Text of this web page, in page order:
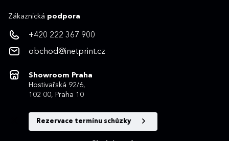
Zákaznická podpora
+420 222 367 900
obchod@inetprint.cz
Showroom Praha
Hostivařská 92/6,
102 00, Praha 10
Rezervace termínu schůzky